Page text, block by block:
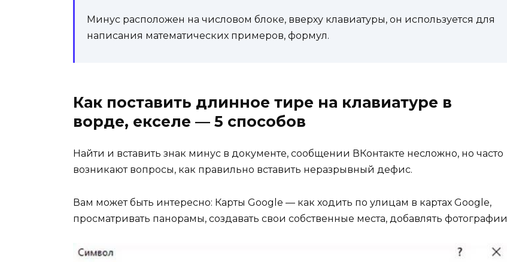
Минус расположен на числовом блоке, вверху клавиатуры, он используется для
написания математических примеров, формул.
Как поставить длинное тире на клавиатуре в
ворде, екселе — 5 способов
Найти и вставить знак минус в документе, сообщении ВКонтакте несложно, но часто
возникают вопросы, как правильно вставить неразрывный дефис.
Вам может быть интересно: Карты Google — как ходить по улицам в картах Google,
просматривать панорамы, создавать свои собственные места, добавлять фотографии